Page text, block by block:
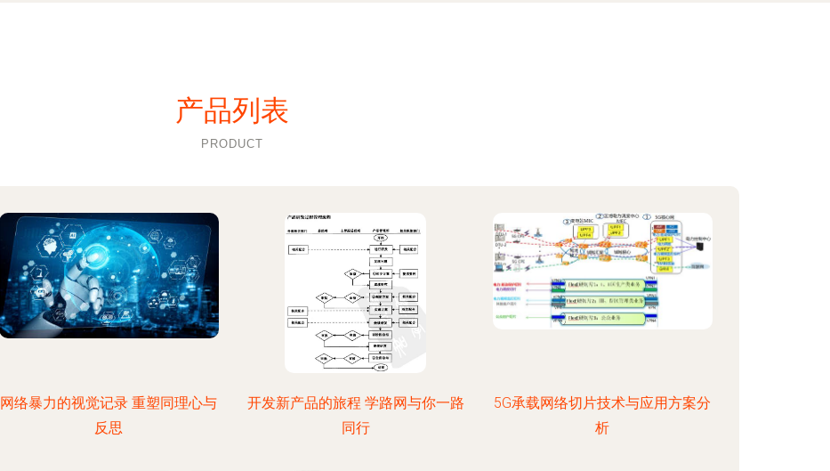
产品列表
PRODUCT
网络暴力的视觉记录 重塑同理心与
反思
开发新产品的旅程 学路网与你一路
同行
5G承载网络切片技术与应用方案分
析